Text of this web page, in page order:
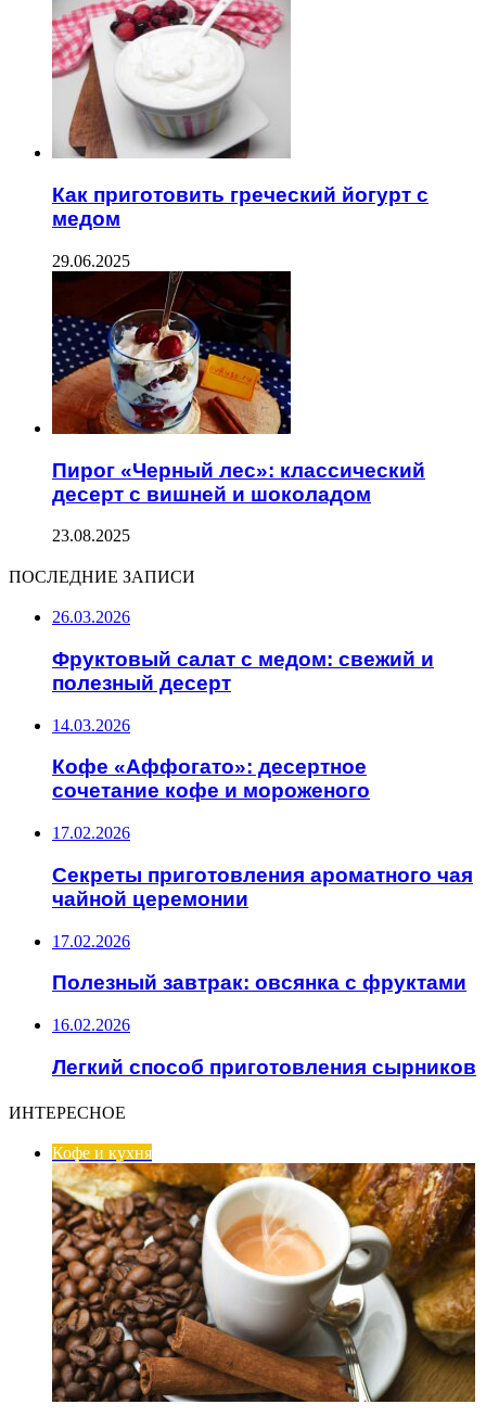
Как приготовить греческий йогурт с
медом
29.06.2025
Пирог «Черный лес»: классический
десерт с вишней и шоколадом
23.08.2025
ПОСЛЕДНИЕ ЗАПИСИ
26.03.2026
Фруктовый салат с медом: свежий и
полезный десерт
14.03.2026
Кофе «Аффогато»: десертное
сочетание кофе и мороженого
17.02.2026
Секреты приготовления ароматного чая
чайной церемонии
17.02.2026
Полезный завтрак: овсянка с фруктами
16.02.2026
Легкий способ приготовления сырников
ИНТЕРЕСНОЕ
Кофе и кухня